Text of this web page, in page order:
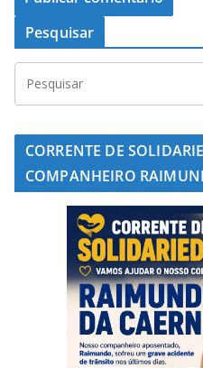
Pesquisar
CORRENTE DE
COMPANHEIRO